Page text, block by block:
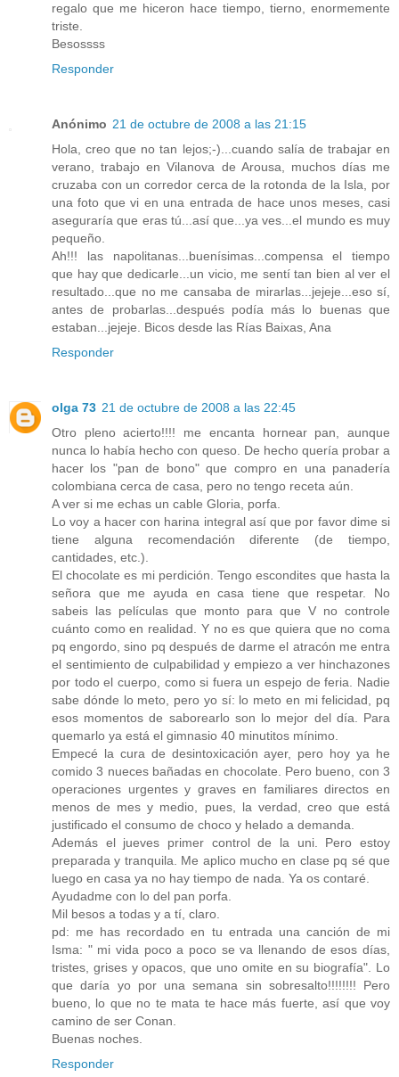
regalo que me hiceron hace tiempo, tierno, enormemente
triste.
Besossss
Responder
Anónimo 21 de octubre de 2008 a las 21:15
Hola, creo que no tan lejos;-)...cuando salía de trabajar en
verano, trabajo en Vilanova de Arousa, muchos días me
cruzaba con un corredor cerca de la rotonda de la Isla, por
una foto que vi en una entrada de hace unos meses, casi
aseguraría que eras tú...así que...ya ves...el mundo es muy
pequeño.
Ah!!! las napolitanas...buenísimas...compensa el tiempo
que hay que dedicarle...un vicio, me sentí tan bien al ver el
resultado...que no me cansaba de mirarlas...jejeje...eso sí,
antes de probarlas...después podía más lo buenas que
estaban...jejeje. Bicos desde las Rías Baixas, Ana
Responder
olga 73 21 de octubre de 2008 a las 22:45
Otro pleno acierto!!!! me encanta hornear pan, aunque
nunca lo había hecho con queso. De hecho quería probar a
hacer los "pan de bono" que compro en una panadería
colombiana cerca de casa, pero no tengo receta aún.
A ver si me echas un cable Gloria, porfa.
Lo voy a hacer con harina integral así que por favor dime si
tiene alguna recomendación diferente (de tiempo,
cantidades, etc.).
El chocolate es mi perdición. Tengo escondites que hasta la
señora que me ayuda en casa tiene que respetar. No
sabeis las películas que monto para que V no controle
cuánto como en realidad. Y no es que quiera que no coma
pq engordo, sino pq después de darme el atracón me entra
el sentimiento de culpabilidad y empiezo a ver hinchazones
por todo el cuerpo, como si fuera un espejo de feria. Nadie
sabe dónde lo meto, pero yo sí: lo meto en mi felicidad, pq
esos momentos de saborearlo son lo mejor del día. Para
quemarlo ya está el gimnasio 40 minutitos mínimo.
Empecé la cura de desintoxicación ayer, pero hoy ya he
comido 3 nueces bañadas en chocolate. Pero bueno, con 3
operaciones urgentes y graves en familiares directos en
menos de mes y medio, pues, la verdad, creo que está
justificado el consumo de choco y helado a demanda.
Además el jueves primer control de la uni. Pero estoy
preparada y tranquila. Me aplico mucho en clase pq sé que
luego en casa ya no hay tiempo de nada. Ya os contaré.
Ayudadme con lo del pan porfa.
Mil besos a todas y a tí, claro.
pd: me has recordado en tu entrada una canción de mi
Isma: " mi vida poco a poco se va llenando de esos días,
tristes, grises y opacos, que uno omite en su biografía". Lo
que daría yo por una semana sin sobresalto!!!!!!!! Pero
bueno, lo que no te mata te hace más fuerte, así que voy
camino de ser Conan.
Buenas noches.
Responder